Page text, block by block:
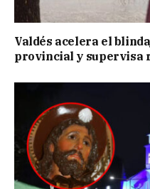
Valdés acelera el
provincial y supervisa